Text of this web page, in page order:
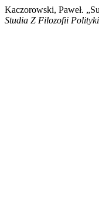
Kaczorowski, Paweł.
Studia Z Filozofii Polityki